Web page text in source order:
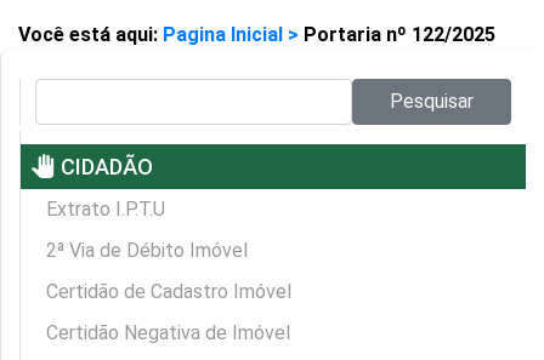
Você está aqui: Pagina Inicial > Portaria nº 122/2025
Pesquisar
pan_tool CIDADÃO
Extrato I.P.T.U
2ª Via de Débito Imóvel
Certidão de Cadastro Imóvel
Certidão Negativa de Imóvel